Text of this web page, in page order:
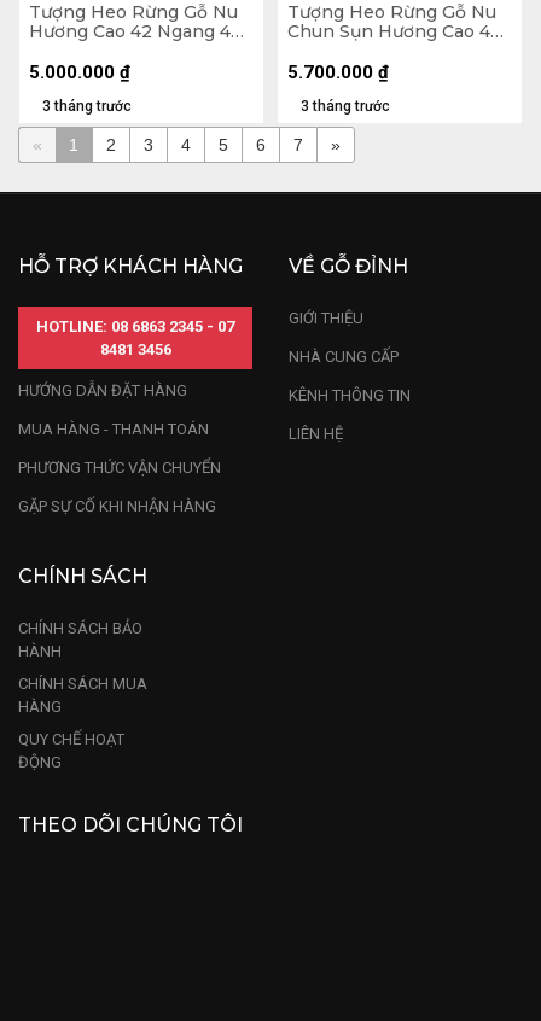
Tượng Heo Rừng Gỗ Nu
Hương Cao 42 Ngang 42
3 tháng trước
5.000.000 ₫
Tượng Heo Rừng Gỗ Nu
Chun Sụn Hương Cao 48
3 tháng trước
5.700.000 ₫
« 1 2 3 4 5 6 7 »
HỖ TRỢ KHÁCH HÀNG
HOTLINE: 08 6863 2345 - 07
8481 3456
HƯỚNG DẪN ĐẶT HÀNG
MUA HÀNG - THANH TOÁN
PHƯƠNG THỨC VẬN CHUYỂN
GẶP SỰ CỐ KHI NHẬN HÀNG
VỀ GỖ ĐỈNH
GIỚI THIỆU
NHÀ CUNG CẤP
KÊNH THÔNG TIN
LIÊN HỆ
CHÍNH SÁCH
CHÍNH SÁCH BẢO
HÀNH
CHÍNH SÁCH MUA
HÀNG
QUY CHẾ HOẠT
ĐỘNG
THEO DÕI CHÚNG TÔI